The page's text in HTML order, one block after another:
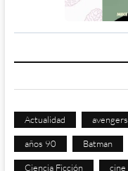
Actualidad avengers
años 90 Batman
Ciencia Ficción cine